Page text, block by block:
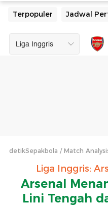
Terpopuler Jadwal
detikSepakbola Match
Liga Inggris:
Arsenal
Lini Tengah